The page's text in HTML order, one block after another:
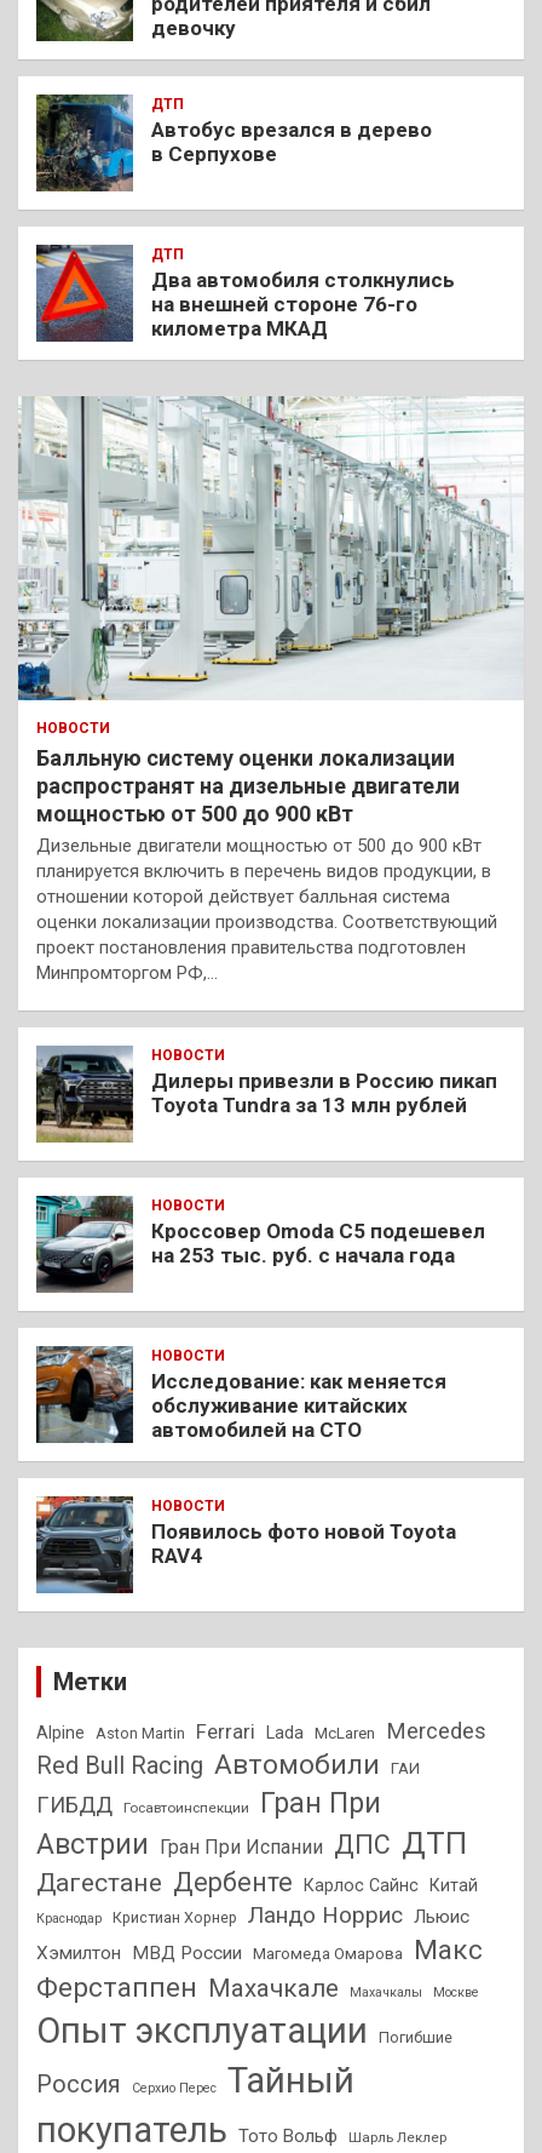
девочку
ДТП
Автобус врезался в дерево
в Серпухове
ДТП
Два автомобиля столкнулись
на внешней стороне 76-го
километра МКАД
НОВОСТИ
Балльную систему оценки локализации
распространят на дизельные двигатели
мощностью от 500 до 900 кВт
Дизельные двигатели мощностью от 500 до 900 кВт
планируется включить в перечень видов продукции, в
отношении которой действует балльная система
оценки локализации производства. Соответствующий
проект постановления правительства подготовлен
Минпромторгом РФ,…
НОВОСТИ
Дилеры привезли в Россию пикап
Toyota Tundra за 13 млн рублей
НОВОСТИ
Кроссовер Omoda C5 подешевел
на 253 тыс. руб. с начала года
НОВОСТИ
Исследование: как меняется
обслуживание китайских
автомобилей на СТО
НОВОСТИ
Появилось фото новой Toyota
RAV4
Метки
Alpine Aston Martin Ferrari Lada McLaren Mercedes
Red Bull Racing Автомобили ГАИ
ГИБДД Госавтоинспекции
Гран При
Австрии
Гран При Испании ДПС ДТП
Дагестане Дербенте Карлос Сайнс Китай
Краснодар Кристиан Хорнер Ландо Норрис Льюис
Хэмилтон
МВД России Магомеда Омарова
Макс
Ферстаппен Махачкале Махачкалы Москве
Опыт эксплуатации Погибшие
Россия Серхио Перес
Тайный
покупатель Тото Вольф Шарль Леклер